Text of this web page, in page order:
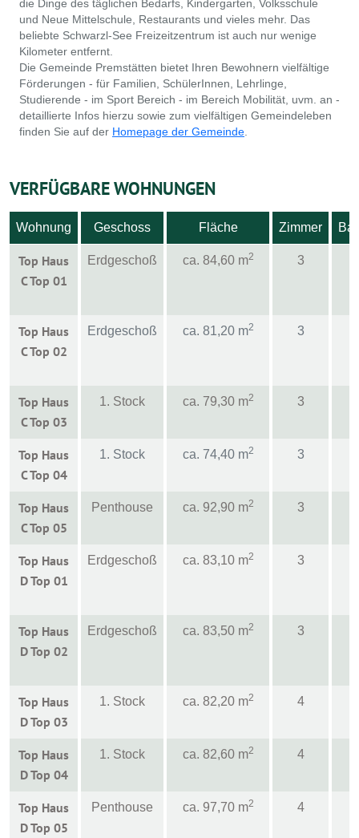
die Dinge des täglichen Bedarfs, Kindergarten, Volksschule
und Neue Mittelschule, Restaurants und vieles mehr. Das
beliebte Schwarzl-See Freizeitzentrum ist auch nur wenige
Kilometer entfernt.
Die Gemeinde Premstätten bietet Ihren Bewohnern vielfältige
Förderungen - für Familien, SchülerInnen, Lehrlinge,
Studierende - im Sport Bereich - im Bereich Mobilität, uvm. an -
detaillierte Infos hierzu sowie zum vielfältigen Gemeindeleben
finden Sie auf der Homepage der Gemeinde
VERFÜGBARE WOHNUNGEN
Wohnung Geschoss Fläche Zimmer
Top Haus
C Top 01
Erdgeschoß ca. 84,60 m2 3
Top Haus
C Top 02
Erdgeschoß ca. 81,20 m2 3
Top Haus
C Top 03
1. Stock ca. 79,30 m2 3
Top Haus
C Top 04
1. Stock ca. 74,40 m2 3
Top Haus
C Top 05
Penthouse ca. 92,90 m2 3
Top Haus
D Top 01
Erdgeschoß ca. 83,10 m2 3
Top Haus
D Top 02
Erdgeschoß ca. 83,50 m2 3
Top Haus
D Top 03
1. Stock ca. 82,20 m2 4
Top Haus
D Top 04
1. Stock ca. 82,60 m2 4
Top Haus
D Top 05
Penthouse ca. 97,70 m2 4